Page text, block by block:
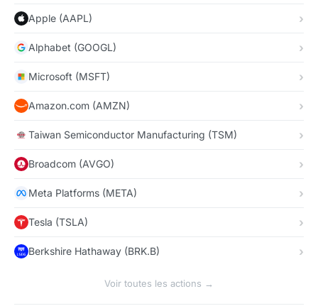
Apple (AAPL)
Alphabet (GOOGL)
Microsoft (MSFT)
Amazon.com (AMZN)
Taiwan Semiconductor Manufacturing (TSM)
Broadcom (AVGO)
Meta Platforms (META)
Tesla (TSLA)
Berkshire Hathaway (BRK.B)
Voir toutes les actions →